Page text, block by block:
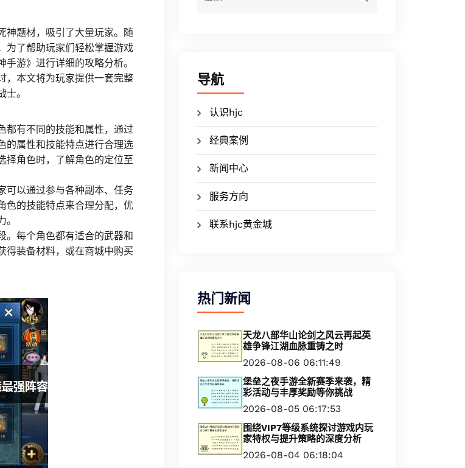
神题材，吸引了大量玩家。随
为了帮助玩家们轻松掌握游戏
游》进行详细的攻略分析。
，本文将为玩家提供一套完整
。
都有不同的技能和属性，通过
的属性和技能特点进行合理选
择角色时，了解角色的定位至
可以通过参与各种副本、任务
色的技能特点来合理分配，优
。每个角色都有适合的武器和
得装备材料，或在商城中购买
导航
认识hjc
经典案例
新闻中心
服务方向
联系hjc黄金城
热门新闻
天龙八部华山论剑之风云再起英
雄争锋江湖血脉重铸之时
2026-08-06 06:11:49
堡垒之夜手游全新赛季来袭，精
彩活动与丰厚奖励等你挑战
2026-08-05 06:17:53
围绕VIP7等级系统探讨游戏内玩
家特权与提升策略的深度分析
2026-08-04 06:18:04